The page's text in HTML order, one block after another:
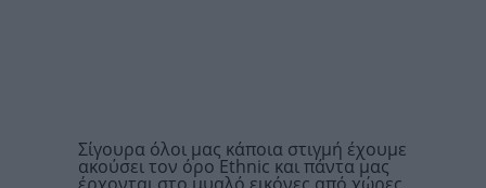
Σίγουρα όλοι μας κάποια στιγμή έχουμε
ακούσει τον όρο Ethnic και πάντα μας